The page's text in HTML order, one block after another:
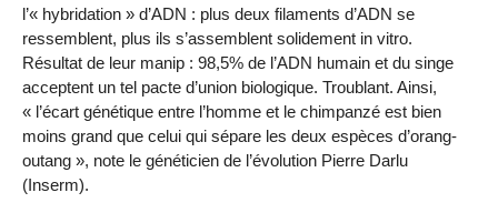
l’« hybridation » d’ADN : plus deux filaments d’ADN se
ressemblent, plus ils s’assemblent solidement in vitro.
Résultat de leur manip : 98,5% de l’ADN humain et du singe
acceptent un tel pacte d’union biologique. Troublant. Ainsi,
« l’écart génétique entre l’homme et le chimpanzé est bien
moins grand que celui qui sépare les deux espèces d’orang-
outang », note le généticien de l’évolution Pierre Darlu
(Inserm).